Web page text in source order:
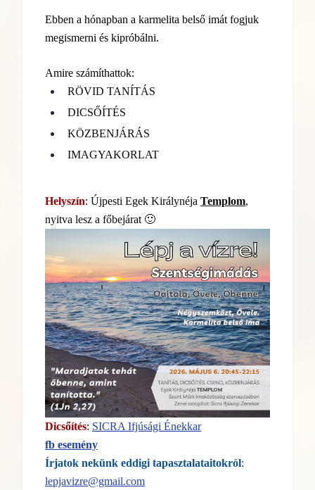
Ebben a hónapban a karmelita belső imát fogjuk
megismerni és kipróbálni.
Amire számíthattok:
RÖVID TANÍTÁS
DICSŐÍTÉS
KÖZBENJÁRÁS
IMAGYAKORLAT
Helyszín: Újpesti Egek Királynéja Templom,
nyitva lesz a főbejárat 🙂
Dicsőítés: SICRA Ifjúsági Énekkar
fb esemény
Írjatok nekünk eddigi tapasztalataitokról:
lepjavizre@gmail.com